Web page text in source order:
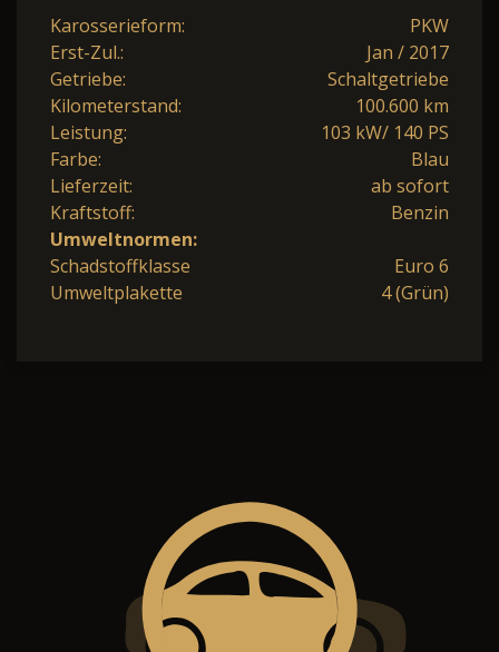
Karosserieform:
PKW
Erst-Zul.:
Jan / 2017
Getriebe:
Schaltgetriebe
Kilometerstand:
100.600 km
Leistung:
103 kW/ 140 PS
Farbe:
Blau
Lieferzeit:
ab sofort
Kraftstoff:
Benzin
Umweltnormen:
Schadstoffklasse
Euro 6
Umweltplakette
4 (Grün)